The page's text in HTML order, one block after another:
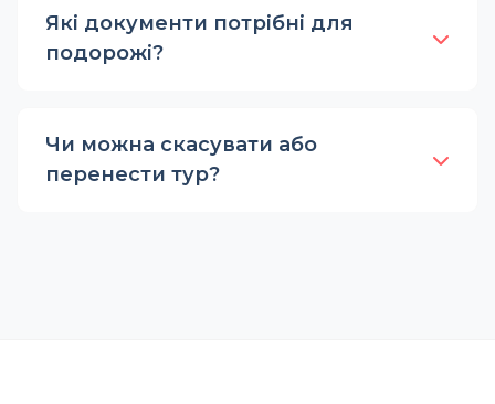
Які документи потрібні для
подорожі?
Чи можна скасувати або
перенести тур?